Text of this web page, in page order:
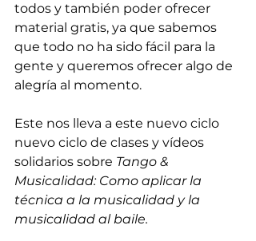
todos y también poder ofrecer
material gratis, ya que sabemos
que todo no ha sido fácil para la
gente y queremos ofrecer algo de
alegría al momento.
Este nos lleva a este nuevo ciclo
nuevo ciclo de clases y vídeos
solidarios sobre Tango &
Musicalidad: Como aplicar la
técnica a la musicalidad y la
musicalidad al baile.